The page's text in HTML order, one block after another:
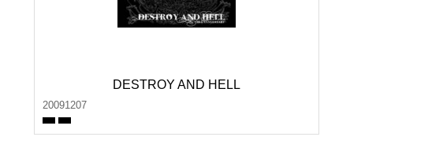
DESTROY AND HELL
20091207